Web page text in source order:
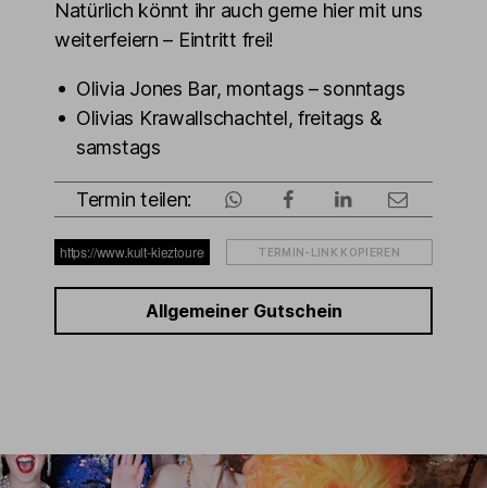
Natürlich könnt ihr auch gerne hier mit uns
weiterfeiern – Eintritt frei!
Olivia Jones Bar, montags – sonntags
Olivias Krawallschachtel, freitags &
samstags
Termin teilen:
TERMIN-LINK KOPIEREN
Allgemeiner Gutschein